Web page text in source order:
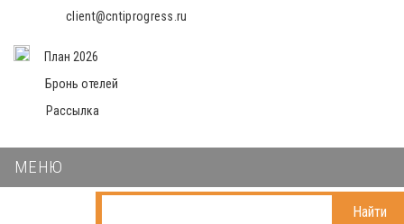
client@cntiprogress.ru
План 2026
Бронь отелей
Рассылка
МЕНЮ
Найти